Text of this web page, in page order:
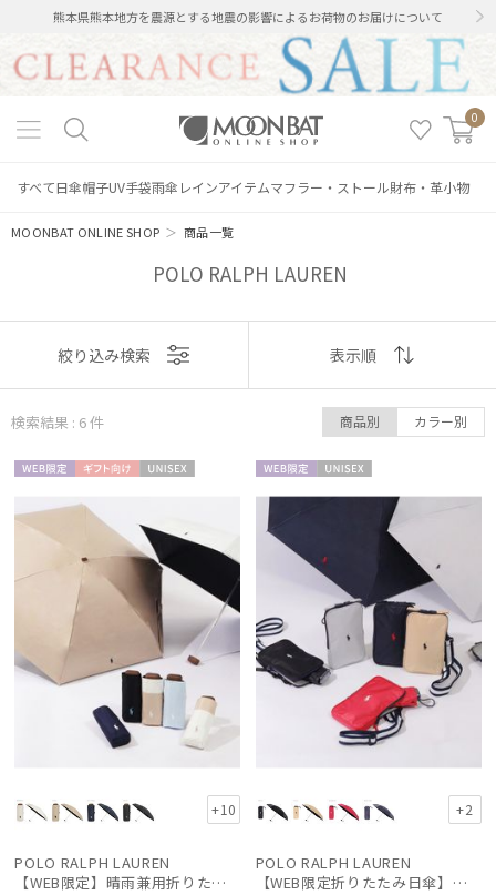
熊本県熊本地方を震源とする地震の影響によるお荷物のお届けについて
0
すべて日傘帽子UV手袋雨傘 レインアイテムマフラー・ストール財布・革小物
MOONBAT ONLINE SHOP ＞商品一覧
POLO RALPH LAUREN
レディース メンズ キッズ
カテゴリー
ブランド
ダックス
フルラ
表示
おすすめ
価格の高い
価格の低い
人気順
売上点数順
お気に入り
絞り込み検索 表示順
検索結果 : 6件 商品別 カラー別
定
向け
+10
POLO RALPH LAUREN
【WEB限定】晴雨兼用折りたたみ日傘 ポロ ラルフ ローレン ポロポニー刺繍 POLO BEAR 雨の日OK 遮光100% 遮熱 簡単開閉 UV100% 晴雨兼用
定
+2
POLO RALPH LAUREN
【WEB限定折りたたみ日傘】ポロ ラルフ ローレン(POLO RALPH LAUREN)ワンポイントポロ刺繍×サコッシュ 遮光100% UV100%